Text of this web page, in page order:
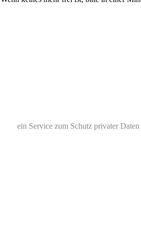
ein Service zum Schutz privater